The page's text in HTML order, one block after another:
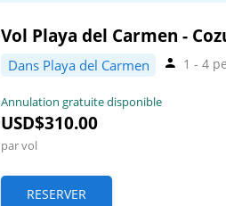
Vol Playa del Carmen -
Dans Playa del Carmen 1 - 4
Annulation gratuite disponible
USD$310.00
par vol
RESERVER